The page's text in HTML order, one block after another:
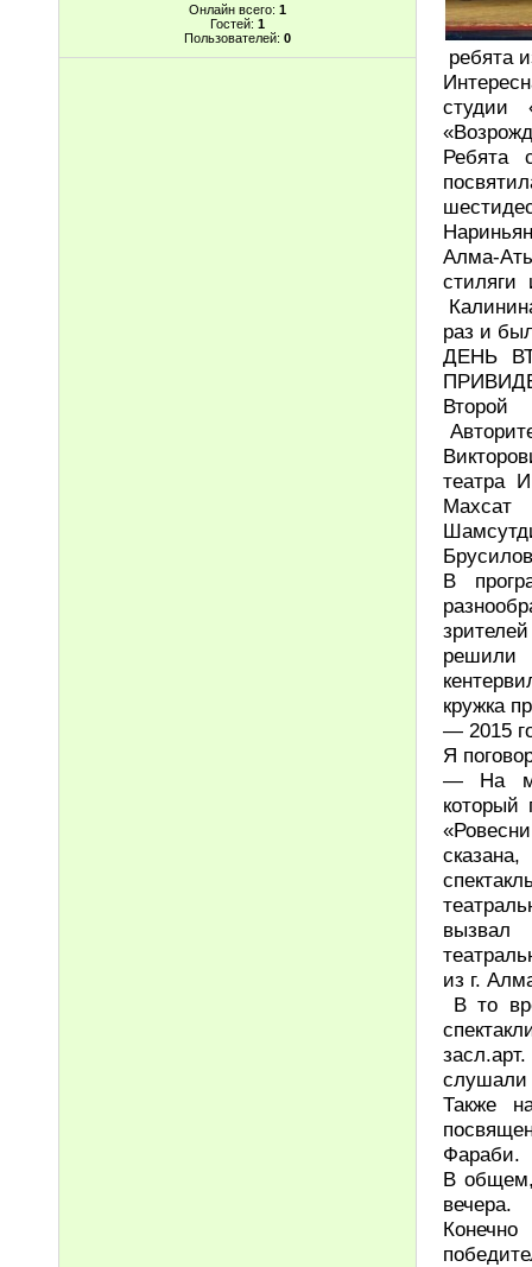
Онлайн всего: 1
Гостей: 1
Пользователей: 0
ребята
студии
Ребята
Алма-
раз и
ДЕНЬ
Второй
театра
Махсат
В
кружка
— 2015
Я
— На
который
вызвал
из г.
В то
слушали
Также
Фараби.
В
вечера.